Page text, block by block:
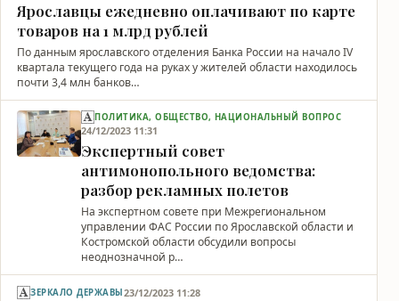
Ярославцы ежедневно оплачивают по карте
товаров на 1 млрд рублей
По данным ярославского отделения Банка России на начало IV
квартала текущего года на руках у жителей области находилось
почти 3,4 млн банков…
ПОЛИТИКА, ОБЩЕСТВО, НАЦИОНАЛЬНЫЙ ВОПРОС
24/12/2023 11:31
Экспертный совет
антимонопольного ведомства:
разбор рекламных полетов
На экспертном совете при Межрегиональном
управлении ФАС России по Ярославской области и
Костромской области обсудили вопросы
неоднозначной р…
ЗЕРКАЛО ДЕРЖАВЫ23/12/2023 11:28